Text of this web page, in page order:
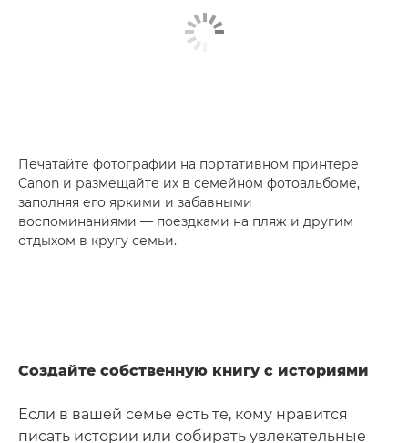
Печатайте фотографии на портативном принтере
Canon и размещайте их в семейном фотоальбоме,
заполняя его яркими и забавными
воспоминаниями — поездками на пляж и другим
отдыхом в кругу семьи.
Создайте собственную книгу с историями
Если в вашей семье есть те, кому нравится
писать истории или собирать увлекательные